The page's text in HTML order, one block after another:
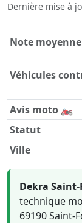
Dernière mise à
Informations
Note moyenne
Véhicules
Avis moto 🏍️
Statut
Ville
Dekra Saint-
technique
69190 Saint-